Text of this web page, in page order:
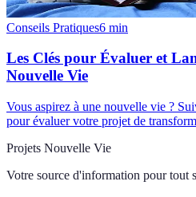
Conseils Pratiques6 min
Les Clés pour Évaluer et
Nouvelle Vie
Vous aspirez à une nouvelle vie ?
pour évaluer votre projet de
Projets Nouvelle Vie
Votre source d'information pour tout